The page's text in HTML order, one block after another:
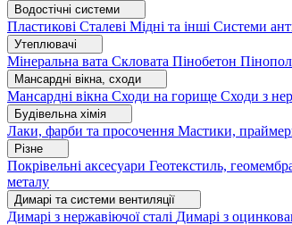
Водостічні системи
Пластикові Сталеві Мідні та інші Системи
Утеплювачі
Мінеральна вата Скловата Пінобетон
Мансардні вікна, сходи
Мансардні вікна Сходи на горище Сходи з
Будівельна хімія
Лаки, фарби та просочення Мастики,
Різне
Покрівельні аксесуари Геотекстиль,
металу
Димарі та системи вентиляції
Димарі з нержавіючої сталі Димарі з